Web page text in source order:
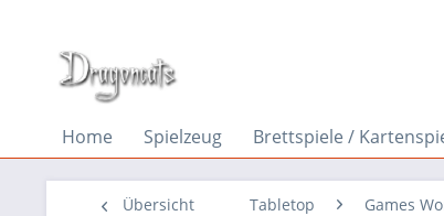
Home Spielzeug Brettspiele /
Übersicht Tabletop Games